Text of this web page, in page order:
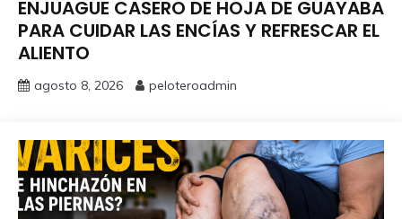
ENJUAGUE CASERO DE HOJA DE GUAYABA
PARA CUIDAR LAS ENCÍAS Y REFRESCAR EL
ALIENTO
agosto 8, 2026 peloteroadmin